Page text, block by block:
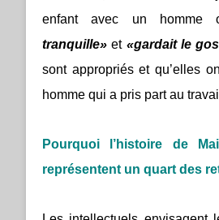
enfant avec un homme
tranquille» et «gardait le
sont appropriés et qu’elles
homme qui a pris part au
Pourquoi l’histoire de
représentent un quart des